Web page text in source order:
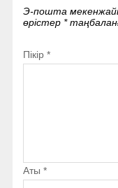
Э-пошта
өрістер *
Пікір *
Аты *